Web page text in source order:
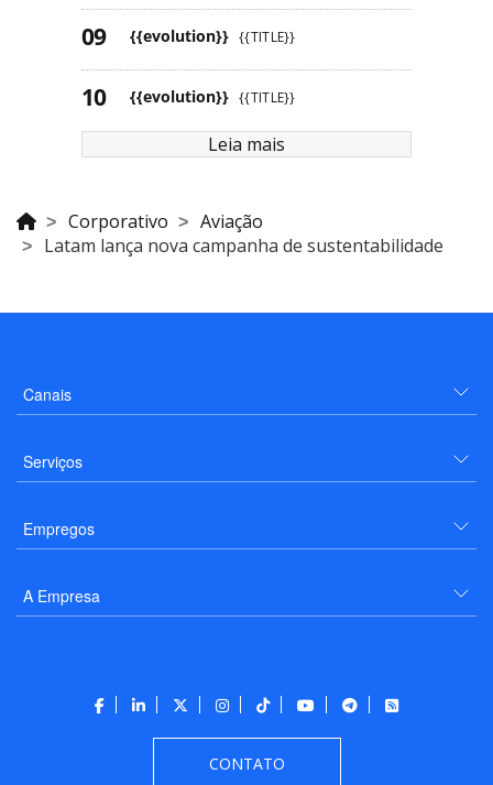
{{evolution}} {{TITLE}}
{{evolution}} {{TITLE}}
Leia mais
Corporativo
Aviação
Latam lança nova campanha de sustentabilidade
Canais
Serviços
Empregos
A Empresa
CONTATO